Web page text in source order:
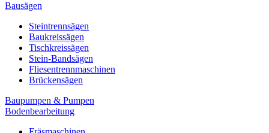
Bausägen
Steintrennsägen
Baukreissägen
Tischkreissägen
Stein-Bandsägen
Fliesentrennmaschinen
Brückensägen
Baupumpen & Pumpen
Bodenbearbeitung